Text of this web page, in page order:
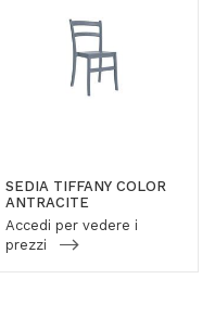
SEDIA TIFFANY COLOR
ANTRACITE
Accedi per vedere i
prezzi